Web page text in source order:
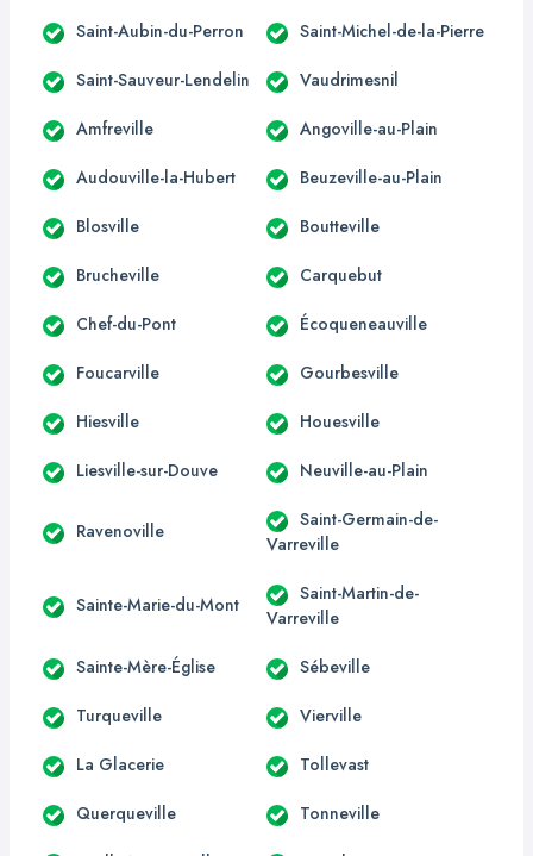
Saint-Aubin-du-Perron Saint-Michel-de-la-Pierre
Saint-Sauveur-Lendelin Vaudrimesnil
Amfreville Angoville-au-Plain
Audouville-la-Hubert Beuzeville-au-Plain
Blosville Boutteville
Brucheville Carquebut
Chef-du-Pont Écoqueneauville
Foucarville Gourbesville
Hiesville Houesville
Liesville-sur-Douve Neuville-au-Plain
Ravenoville
Saint-Germain-de-
Varreville
Sainte-Marie-du-Mont
Saint-Martin-de-
Varreville
Sainte-Mère-Église Sébeville
Turqueville Vierville
La Glacerie Tollevast
Querqueville Tonneville